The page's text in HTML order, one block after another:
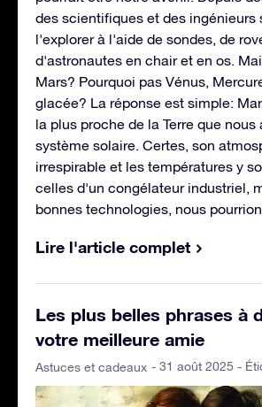
des scientifiques et des ingénieurs
l'explorer à l'aide de sondes, de
d'astronautes en chair et en os.
Mars? Pourquoi pas Vénus,
glacée? La réponse est simple:
la plus proche de la Terre que nous
système solaire. Certes, son
irrespirable et les températures y
celles d'un congélateur industriel,
bonnes technologies, nous
Lire l'article complet
Les plus belles phrases à
votre meilleure amie
Astuces et cadeaux - 31 août 2025 -